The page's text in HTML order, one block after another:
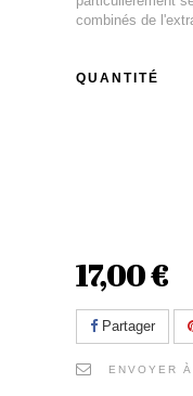
combinés de
QUANTITÉ
17,00 €
Partager
ENVOYER